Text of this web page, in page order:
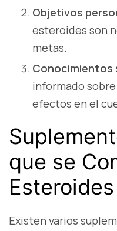
Objetivos
esteroides son
metas.
Conocimientos
informado
efectos en el
que se
Esteroides
Existen varios